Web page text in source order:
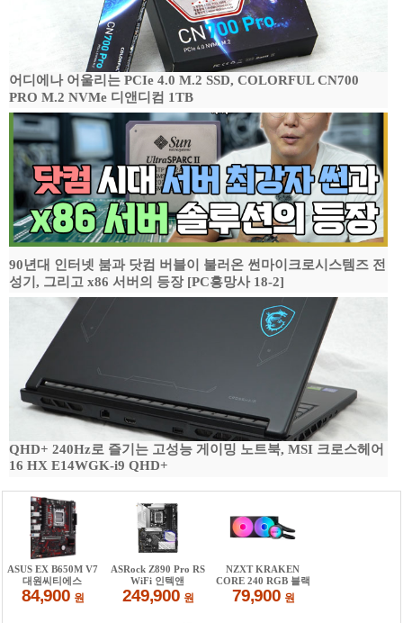
어디에나 어울리는 PCIe 4.0 M.2 SSD, COLORFUL CN700
PRO M.2 NVMe 디앤디컴 1TB
90년대 인터넷 붐과 닷컴 버블이 불러온 썬마이크로시스템즈 전
성기, 그리고 x86 서버의 등장 [PC흥망사 18-2]
QHD+ 240Hz로 즐기는 고성능 게이밍 노트북, MSI 크로스헤어
16 HX E14WGK-i9 QHD+